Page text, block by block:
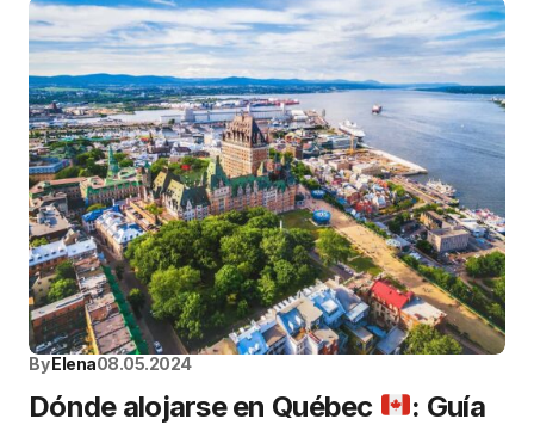
ByElena08.05.2024
Dónde alojarse en Québec
: Guía